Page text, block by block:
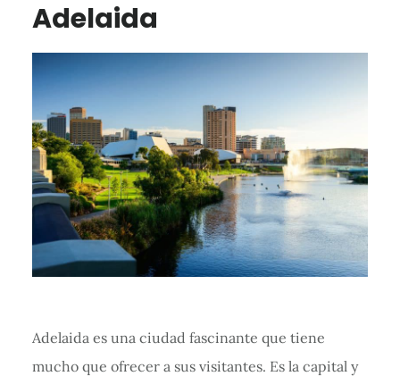
Adelaida
Adelaida es una ciudad fascinante que tiene
mucho que ofrecer a sus visitantes. Es la capital y